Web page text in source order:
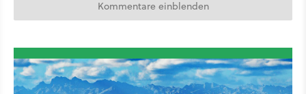
Kommentare einblenden